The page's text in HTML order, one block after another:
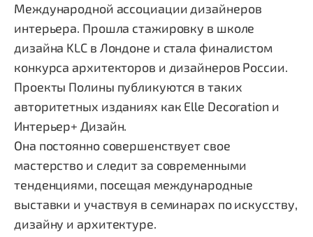
Международной ассоциации дизайнеров
интерьера. Прошла стажировку в школе
дизайна KLC в Лондоне и стала финалистом
конкурса архитекторов и дизайнеров России.
Проекты Полины публикуются в таких
авторитетных изданиях как Elle Decoration и
Интерьер+ Дизайн.
Она постоянно совершенствует свое
мастерство и следит за современными
тенденциями, посещая международные
выставки и участвуя в семинарах по искусству,
дизайну и архитектуре.